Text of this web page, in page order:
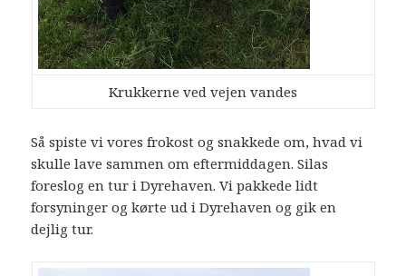
Krukkerne ved vejen vandes
Så spiste vi vores frokost og snakkede om, hvad vi
skulle lave sammen om eftermiddagen. Silas
foreslog en tur i Dyrehaven. Vi pakkede lidt
forsyninger og kørte ud i Dyrehaven og gik en
dejlig tur.